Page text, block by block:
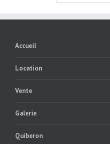
Accueil
Location
Vente
Galerie
Quiberon